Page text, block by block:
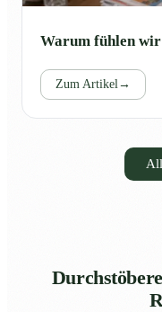
Warum fühlen wir
Zum Artikel →